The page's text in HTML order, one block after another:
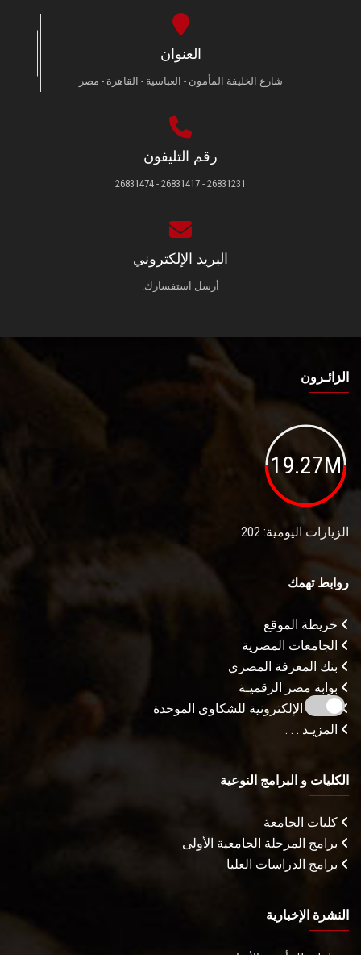
العنوان
شارع الخليفة المأمون - العباسية - القاهرة - مصر
رقم التليفون
26831231 - 26831417 - 26831474
البريد الإلكتروني
أرسل استفسارك.
الزائـرون
19.27M
الزيارات اليومية: 202
روابط تهمك
خريطة الموقع
الجامعات المصرية
بنك المعرفة المصري
بوابة مصر الرقميـة
البوابة الإلكترونية للشكاوى الموحدة
المزيـد . . .
الكليات و البرامج النوعية
كليات الجامعة
برامج المرحلة الجامعية الأولى
برامج الدراسات العليا
النشرة الإخبارية